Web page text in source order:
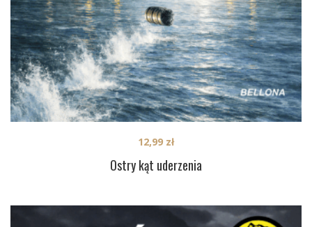
Ostry kąt uderzenia
12,99 zł